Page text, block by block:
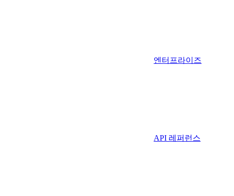
엔터프라이즈
API 레퍼런스